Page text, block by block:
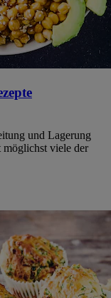
und Lagerung
möglichst viele der